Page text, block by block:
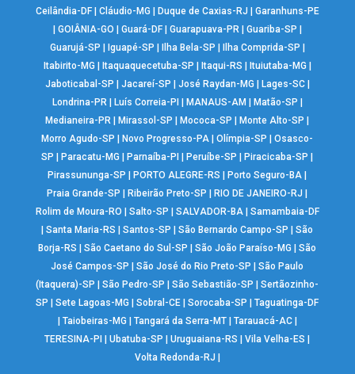
Ceilândia-DF| Cláudio-MG Duque de Caxias-RJ
Garanhuns-PE
GOIÂNIA-GO Guará-DF| Guarapuava-PR| Guariba-SP
Guarujá-SP
Iguapé-SP Ilha Bela-SP Ilha Comprida-SP
Itabirito-MG
Itaquaquecetuba-SP Itaqui-RS Ituiutaba-MG
Jaboticabal-SP
Jacareí-SP José Raydan-MG Lages-SC|
Londrina-PR| Luís Correia-PI MANAUS-AM Matão-SP
Medianeira-PR
Mirassol-SP Mococa-SP Monte Alto-SP
Morro Agudo-SP
Novo Progresso-PA |Olímpia-SP |Osasco-
SP
Paracatu-MG Parnaíba-PI Peruíbe-SP Piracicaba-SP
Pirassununga-SP
PORTO ALEGRE-RS Porto Seguro-BA
Praia Grande-SP
Ribeirão Preto-SP RIO DE JANEIRO-RJ
Rolim de Moura-RO
Salto-SP SALVADOR-BA| Samambaia-DF
|Santa Maria-RS |Santos-SP |São Bernardo Campo-SP |São
Borja-RS
|São Caetano do Sul-SP |São João Paraíso-MG |São
José Campos-SP
|São José do Rio Preto-SP |São Paulo
(Itaquera)-SP
|São Pedro-SP |São Sebastião-SP |Sertãozinho-
SP
|Sete Lagoas-MG |Sobral-CE |Sorocaba-SP |Taguatinga-DF
Taiobeiras-MG Tangará da Serra-MT| Tarauacá-AC|
TERESINA-PI
|Ubatuba-SP |Uruguaiana-RS |Vila Velha-ES
Volta Redonda-RJ